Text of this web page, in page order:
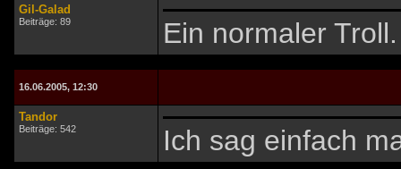
Gil-Galad
Beiträge: 89 Ein normaler Troll.
16.06.2005, 12:30
Tandor
Beiträge: 542 Ich sag einfach